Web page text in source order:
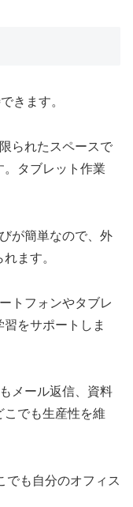
きます。
られたスペースで
。タブレット作業
が簡単なので、外
ます。
トフォンやタブレ
をサポートしま
メール返信、資料
でも生産性を維
でも自分のオフィス